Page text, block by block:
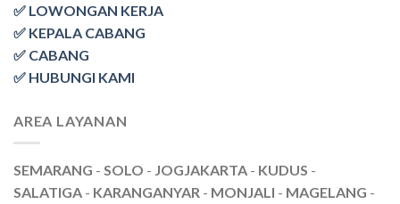
✅ LOWONGAN KERJA
✅ KEPALA CABANG
✅ CABANG
✅ HUBUNGI KAMI
AREA LAYANAN
SEMARANG - SOLO - JOGJAKARTA - KUDUS -
SALATIGA - KARANGANYAR - MONJALI - MAGELANG -